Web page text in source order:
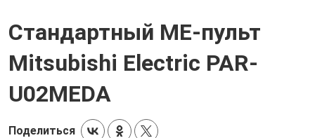
Стандартный ME-пульт
Mitsubishi Electric PAR-
U02MEDA
Поделиться